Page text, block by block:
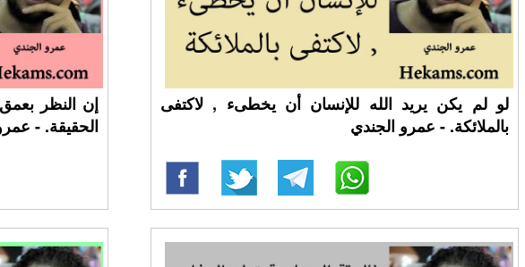
إن النظر بعمق
الحقيقة. -
لو لم يكن يريد الله للإنسان أن يخطىء , لاكتفى
بالملائكة. - عمرو الجندي